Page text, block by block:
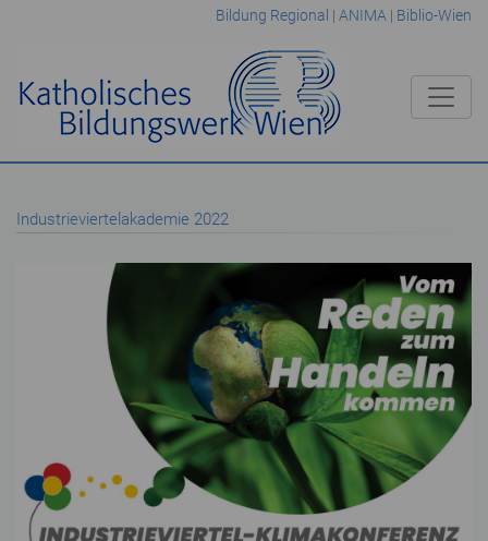
Bildung Regional | ANIMA | Biblio-Wien
Industrieviertelakademie 2022